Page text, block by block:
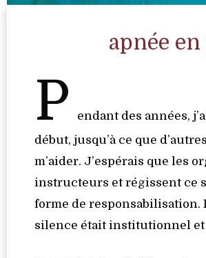
apnée
P
endant des années,
début, jusqu’à ce que
m’aider. J’espérais que les
instructeurs et régissent ce
forme de responsabilisation.
silence était institutionnel et